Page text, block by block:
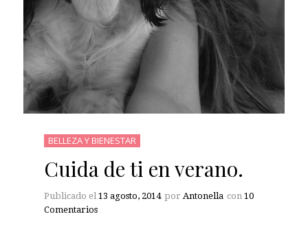
BELLEZA Y BIENESTAR
Cuida de ti en verano.
Publicado el 13 agosto, 2014 por Antonella con 10
Comentarios